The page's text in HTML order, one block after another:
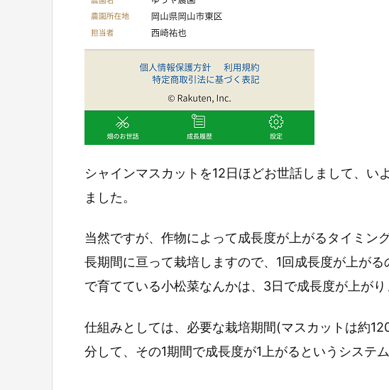
シャインマスカットを12日ほどお世話しまして、い
ました。
当然ですが、作物によって成長度が上がるタイミン
長期間に亘って栽培しますので、1回成長度が上が
で育てている小松菜なんかは、3日で成長度が上がり
仕組みとしては、必要な栽培期間(マスカットは約
分して、その1期間で成長度が1上がるというシステム